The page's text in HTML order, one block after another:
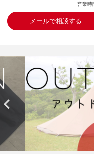
営業時
メールで相談する
